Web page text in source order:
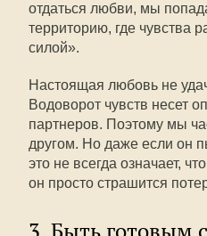
отдаться любви, мы
территорию, где чувства
силой».
Настоящая любовь не
Водоворот чувств несет
партнеров. Поэтому мы
другом. Но даже если он
это не всегда означает,
он просто страшится